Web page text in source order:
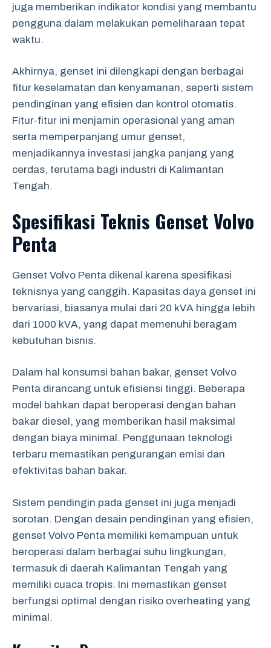
juga memberikan indikator kondisi yang membantu
pengguna dalam melakukan pemeliharaan tepat
waktu.
Akhirnya, genset ini dilengkapi dengan berbagai
fitur keselamatan dan kenyamanan, seperti sistem
pendinginan yang efisien dan kontrol otomatis.
Fitur-fitur ini menjamin operasional yang aman
serta memperpanjang umur genset,
menjadikannya investasi jangka panjang yang
cerdas, terutama bagi industri di Kalimantan
Tengah.
Spesifikasi Teknis Genset Volvo
Penta
Genset Volvo Penta dikenal karena spesifikasi
teknisnya yang canggih. Kapasitas daya genset ini
bervariasi, biasanya mulai dari 20 kVA hingga lebih
dari 1000 kVA, yang dapat memenuhi beragam
kebutuhan bisnis.
Dalam hal konsumsi bahan bakar, genset Volvo
Penta dirancang untuk efisiensi tinggi. Beberapa
model bahkan dapat beroperasi dengan bahan
bakar diesel, yang memberikan hasil maksimal
dengan biaya minimal. Penggunaan teknologi
terbaru memastikan pengurangan emisi dan
efektivitas bahan bakar.
Sistem pendingin pada genset ini juga menjadi
sorotan. Dengan desain pendinginan yang efisien,
genset Volvo Penta memiliki kemampuan untuk
beroperasi dalam berbagai suhu lingkungan,
termasuk di daerah Kalimantan Tengah yang
memiliki cuaca tropis. Ini memastikan genset
berfungsi optimal dengan risiko overheating yang
minimal.